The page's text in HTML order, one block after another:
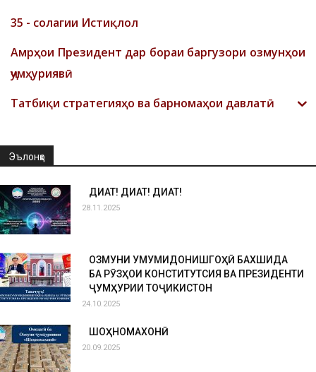
35 - солагии Истиқлол
Амрҳои Президент дар бораи баргузори озмунҳои
ҷумҳуриявӣ
Татбиқи стратегияҳо ва барномаҳои давлатӣ
Эълонҳо
ДИҚҚАТ! ДИҚҚАТ! ДИҚҚАТ!
28.11.2025
ОЗМУНИ УМУМИДОНИШГОҲӢ БАХШИДА
БА РӮЗҲОИ КОНСТИТУТСИЯ ВА ПРЕЗИДЕНТИ
ҶУМҲУРИИ ТОҶИКИСТОН
24.10.2025
ШОҲНОМАХОНӢ
20.09.2025